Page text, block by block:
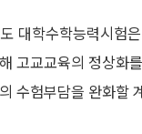
대학수학능력시험
고교교육의 정상화
수험부담을 완화할